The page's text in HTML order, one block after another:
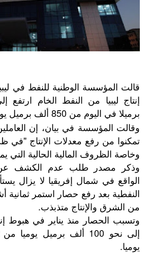
قالت المؤسسة الوطنية للنفط في
برميلا في اليوم من 850 ألف برميل يوميا قبل أيام قليلة.
وقالت المؤسسة في بيان، إن
تمكنوا من رفع معدلات الإنتاج "في
وخاصة الظروف المالية الحالية التي
وذكر مصدر طلب عدم الكشف عن
الواقع في شمال إفريقيا لا يزال
النفطية بعد رفع حصار استمر
من الشرق والإنتاج متذبذب.
وتسبب الحصار منذ يناير في هبوط
يوميا.